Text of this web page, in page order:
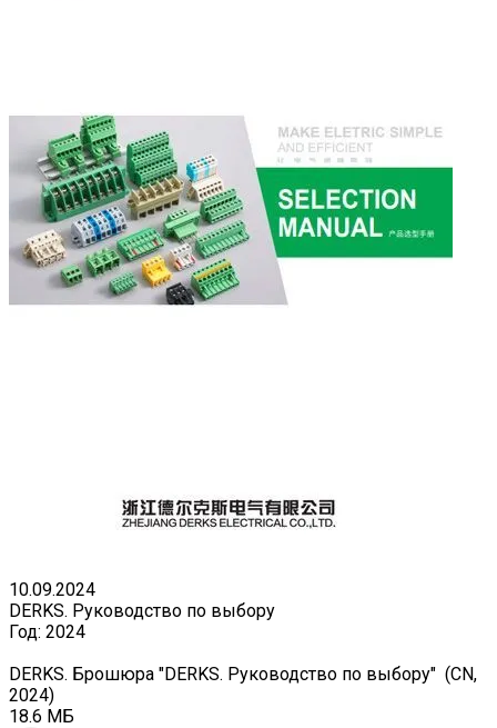
10.09.2024
DERKS. Руководство по выбору
Год: 2024
DERKS. Брошюра "DERKS. Руководство по выбору" (CN,
2024)
18.6 МБ